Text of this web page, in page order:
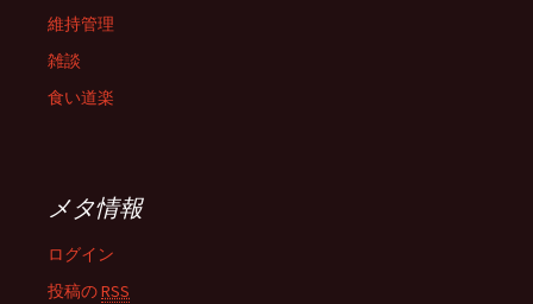
維持管理
雑談
食い道楽
メタ情報
ログイン
投稿のRSS